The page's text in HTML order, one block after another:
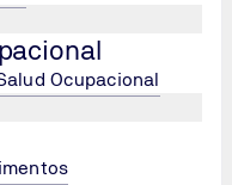
Ocupacional
que
emocionante curso de
con relaciones con